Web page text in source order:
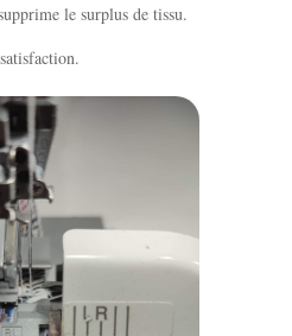
le surplus de tissu.